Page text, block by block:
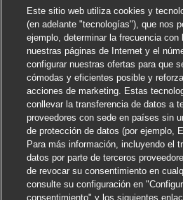
Buscar trabajos similares
Este sitio web utiliza cookies y
(en adelante "tecnologías"), que nos
ejemplo, determinar la frecuencia con
nuestras páginas de Internet y el
configurar nuestras ofertas para que
cómodas y eficientes posible y
acciones de marketing. Estas
conllevar la transferencia de datos a
proveedores con sede en países sin
de protección de datos (por ejemplo,
Para más información, incluyendo el
datos por parte de terceros
de revocar su consentimiento en
consulte su configuración en
consentimiento" y los siguientes